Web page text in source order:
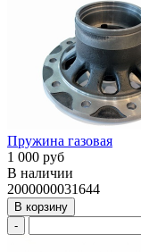
Пружина газовая
1 000 руб
В наличии
2000000031644
В корзину
-